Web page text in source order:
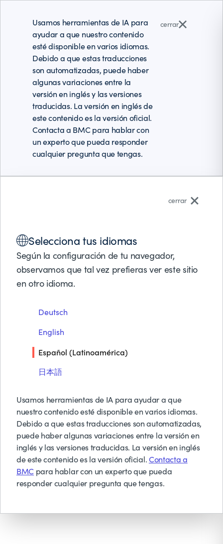
Socios de Negocios
Soporte
Usamos herramientas de IA para
ayudar a que nuestro contenido
esté disponible en varios idiomas.
Debido a que estas traducciones
son automatizadas, puede haber
algunas variaciones entre la
versión en inglés y las versiones
traducidas. La versión en inglés de
este contenido es la versión oficial.
Contacta a BMC para hablar con
un experto que pueda responder
cualquier pregunta que tengas.
cerrar
cerrar
Selecciona tus idiomas
Según la configuración de tu navegador,
observamos que tal vez prefieras ver este sitio
en otro idioma.
Deutsch
English
Español (Latinoamérica)
日本語
Usamos herramientas de IA para ayudar a que
nuestro contenido esté disponible en varios idiomas.
Debido a que estas traducciones son automatizadas,
puede haber algunas variaciones entre la versión en
inglés y las versiones traducidas. La versión en inglés
de este contenido es la versión oficial.Contacta a
BMC para hablar con un experto que pueda
responder cualquier pregunta que tengas.
FICHA TÉCNICA
Restablecimiento de
contraseña de autoservicio
BMC AMI Security
Descargar PDF